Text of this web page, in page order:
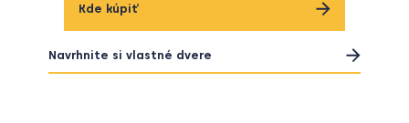
Kde kúpiť
Navrhnite si vlastné dvere